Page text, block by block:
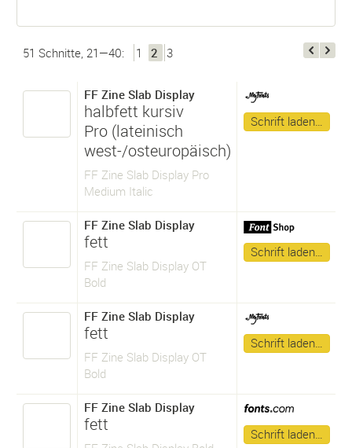
51 Schnitte, 21—40: 1 2 3
FF Zine Slab Display
halbfett kursiv
Pro (lateinisch
west-/osteuropäisch)
FF Zine Slab Display Pro
Medium Italic
Schrift laden…
FF Zine Slab Display
fett
FF Zine Slab Display OT
Bold
Schrift laden…
FF Zine Slab Display
fett
FF Zine Slab Display OT
Bold
Schrift laden…
FF Zine Slab Display
fett Schrift laden…